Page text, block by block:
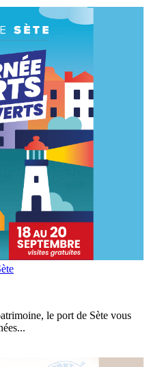
le port de Sète vous